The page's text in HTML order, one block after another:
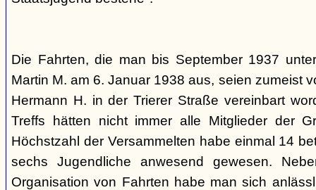
Die Fahrten, die man bis September 1937
Martin M. am 6. Januar 1938 aus, seien zumeist
Hermann H. in der Trierer Straße vereinbart
Treffs hätten nicht immer alle Mitglieder der
Höchstzahl der Versammelten habe einmal 14
sechs Jugendliche anwesend gewesen.
Organisation von Fahrten habe man sich